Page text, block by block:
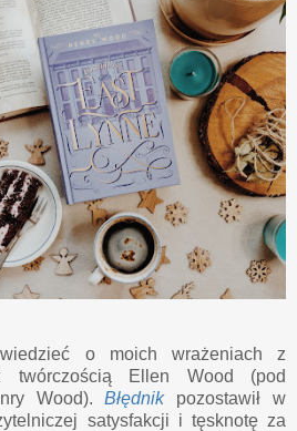
o moich wrażeniach z
twórczością Ellen Wood (pod
Wood).Błędnikpozostawił w
satysfakcji i tęsknotę za